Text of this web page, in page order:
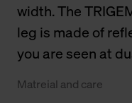
width. The
leg is made of
you are seen at
Matreial and care